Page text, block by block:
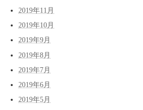
2019年11月
2019年10月
2019年9月
2019年8月
2019年7月
2019年6月
2019年5月